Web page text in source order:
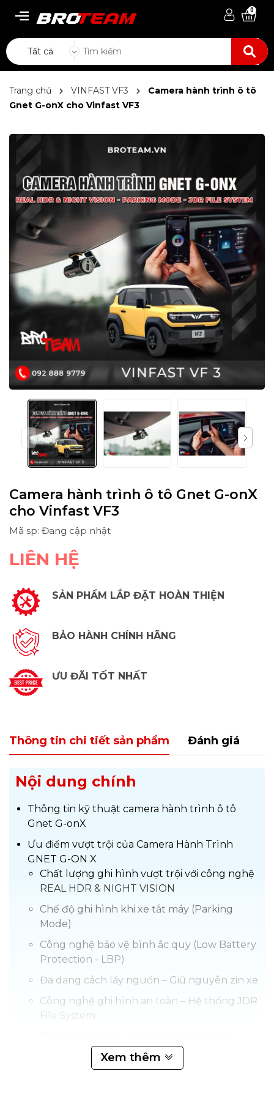
0
Tất cả
Trang chủ VINFAST VF3
Camera hành trình ô tô
Gnet G-onX cho Vinfast VF3
Camera hành trình ô tô Gnet G-onX
cho Vinfast VF3
Mã sp: Đang cập nhật
LIÊN HỆ
SẢN PHẨM LẮP ĐẶT HOÀN THIỆN
BẢO HÀNH CHÍNH HÃNG
ƯU ĐÃI TỐT NHẤT
Thông tin chi tiết sản phẩm Đánh giá
Nội dung chính
Thông tin kỹ thuật camera hành trình ô tô
Gnet G-onX
Ưu điểm vượt trội của Camera Hành Trình
GNET G-ON X
Chất lượng ghi hình vượt trội với công nghệ
REAL HDR & NIGHT VISION
Chế độ ghi hình khi xe tắt máy (Parking
Mode)
Công nghệ bảo vệ bình ắc quy (Low Battery
Protection - LBP)
Đa dạng cách lấy nguồn – Giữ nguyên zin xe
Công nghệ ghi hình an toàn – Hệ thống JDR
File System
Hỗ trợ lái xe an toàn với hệ thống ADAS
Xem thêm